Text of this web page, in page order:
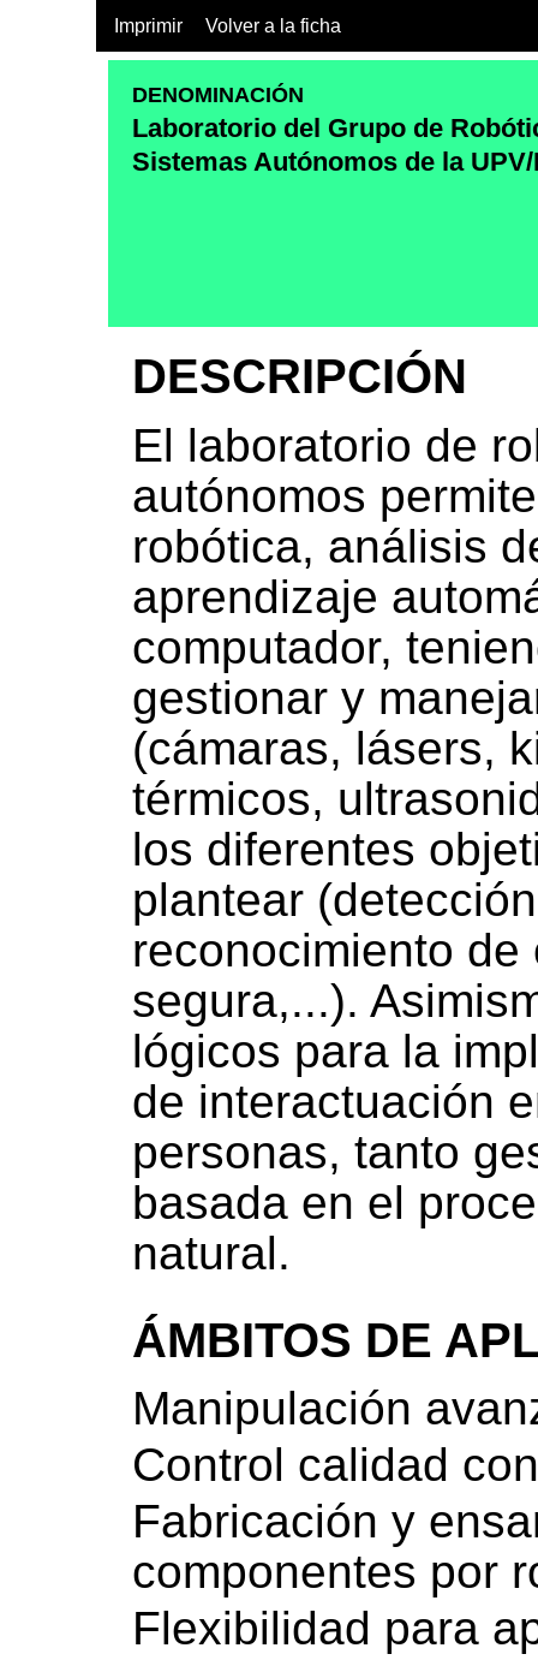
Imprimir Volver a la ficha
DENOMINACIÓN
Laboratorio del Grupo de
Sistemas Autónomos de la UPV/
DESCRIPCIÓN
El laboratorio de
autónomos
robótica, análisis
aprendizaje
computador,
gestionar y
(cámaras, lásers,
térmicos,
los diferentes
plantear
reconocimiento
segura,...).
lógicos para la
de interactuación
personas, tanto
basada en el
natural.
ÁMBITOS DE
Manipulación
Control calidad
Fabricación y
componentes por
Flexibilidad para